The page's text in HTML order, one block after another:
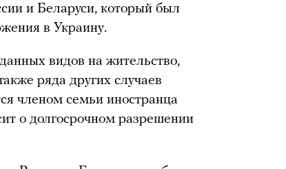
и Беларуси, который был
в Украину.
видов на жительство,
ряда других случаев
членом семьи иностранца
о долгосрочном разрешении